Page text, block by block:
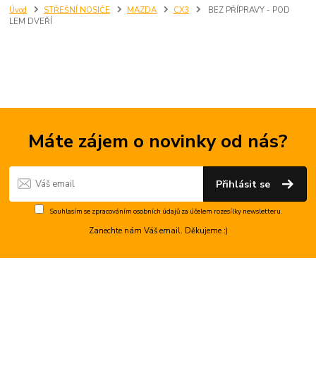
Úvod STŘEŠNÍ NOSIČE MAZDA CX3
BEZ PŘÍPRAVY - POD
LEM DVEŘÍ
Máte zájem o novinky od nás?
Přihlásit se
Souhlasím se zpracováním osobních údajůza účelem rozesílky newsletteru.
Zanechte nám Váš email. Děkujeme :)